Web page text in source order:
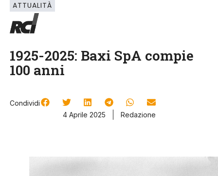
ATTUALITÀ
1925-2025: Baxi SpA compie
100 anni
Condividi
4 Aprile 2025
Redazione